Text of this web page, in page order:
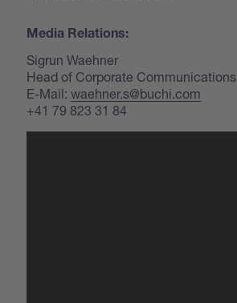
Media Relations:
Sigrun Waehner
Head of Corporate Communications
E-Mail:waehner.s@buchi.com
+41 79 823 31 84